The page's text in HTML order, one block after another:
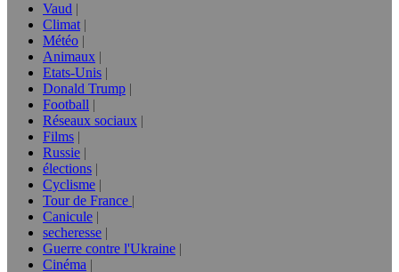
Vaud
Climat
Météo
Animaux
Etats-Unis
Donald Trump
Football
Réseaux sociaux
Films
Russie
élections
Cyclisme
Tour de France
Canicule
secheresse
Guerre contre l'Ukraine
Cinéma